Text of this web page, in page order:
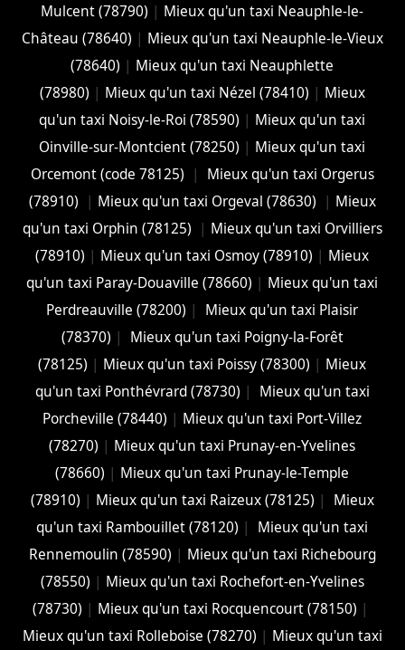
Mulcent (78790) | Mieux qu'un taxi Neauphle-le-
Château (78640) | Mieux qu'un taxi Neauphle-le-Vieux
(78640) | Mieux qu'un taxi Neauphlette
(78980) | Mieux qu'un taxi Nézel (78410) | Mieux
qu'un taxi Noisy-le-Roi (78590) | Mieux qu'un taxi
Oinville-sur-Montcient (78250) | Mieux qu'un taxi
Orcemont (code 78125)
|
Mieux qu'un taxi Orgerus
(78910)
| Mieux qu'un taxi Orgeval (78630) | Mieux
qu'un taxi Orphin (78125)
| Mieux qu'un taxi Orvilliers
(78910) | Mieux qu'un taxi Osmoy (78910) | Mieux
qu'un taxi Paray-Douaville (78660) | Mieux qu'un taxi
Perdreauville (78200) |
Mieux qu'un taxi Plaisir
(78370) |
Mieux qu'un taxi Poigny-la-Forêt
(78125) | Mieux qu'un taxi Poissy (78300) | Mieux
qu'un taxi Ponthévrard (78730) |
Mieux qu'un taxi
Porcheville (78440) | Mieux qu'un taxi Port-Villez
(78270) | Mieux qu'un taxi Prunay-en-Yvelines
(78660) | Mieux qu'un taxi Prunay-le-Temple
(78910) | Mieux qu'un taxi Raizeux (78125) |
Mieux
qu'un taxi Rambouillet (78120) |
Mieux qu'un taxi
Rennemoulin (78590) | Mieux qu'un taxi Richebourg
(78550) | Mieux qu'un taxi Rochefort-en-Yvelines
(78730) | Mieux qu'un taxi Rocquencourt (78150) |
Mieux qu'un taxi Rolleboise (78270) | Mieux qu'un taxi